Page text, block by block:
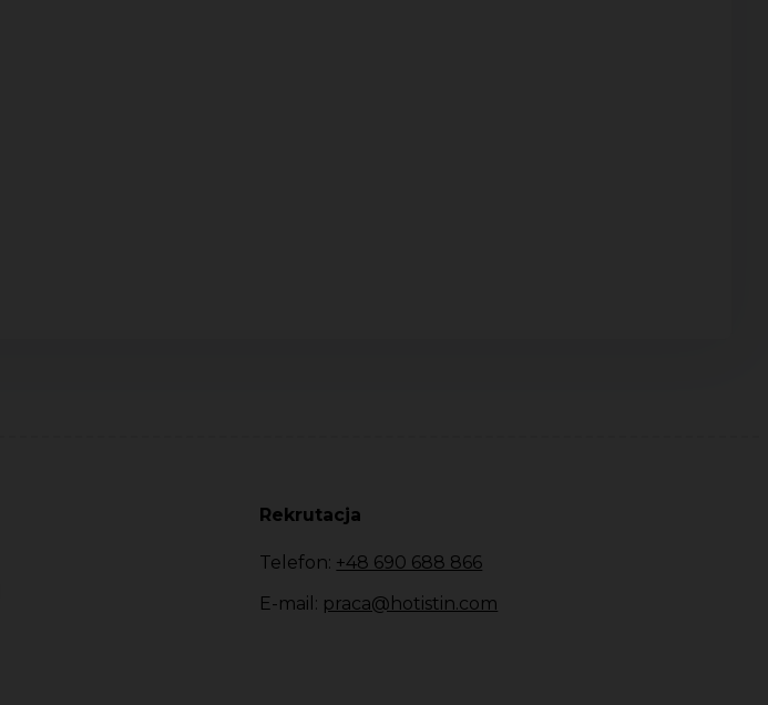
Rekrutacja
Telefon: +48 690 688 866
E-mail: praca@hotistin.com